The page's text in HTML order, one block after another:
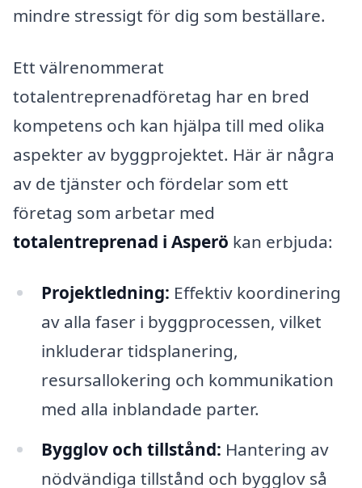
mindre stressigt för dig som beställare.
Ett välrenommerat
totalentreprenadföretag har en bred
kompetens och kan hjälpa till med olika
aspekter av byggprojektet. Här är några
av de tjänster och fördelar som ett
företag som arbetar med
totalentreprenad i Asperö kan erbjuda:
Projektledning: Effektiv koordinering
av alla faser i byggprocessen, vilket
inkluderar tidsplanering,
resursallokering och kommunikation
med alla inblandade parter.
Bygglov och tillstånd: Hantering av
nödvändiga tillstånd och bygglov så